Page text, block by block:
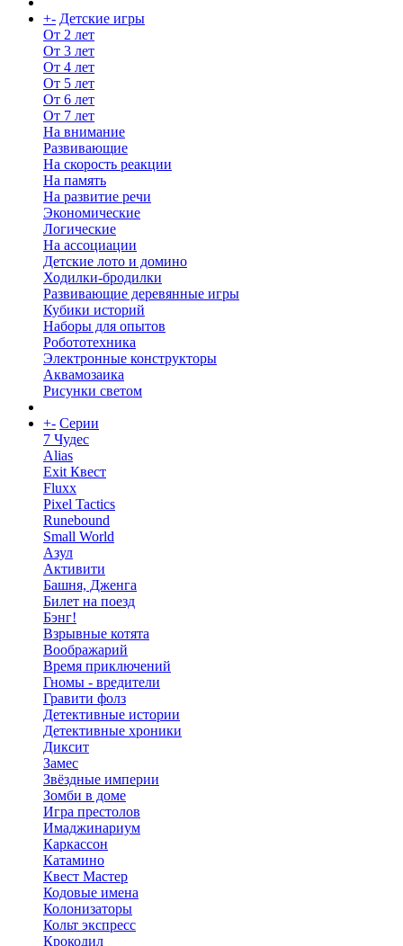
+- Детские игры
От 2 лет
От 3 лет
От 4 лет
От 5 лет
От 6 лет
От 7 лет
На внимание
Развивающие
На скорость реакции
На память
На развитие речи
Экономические
Логические
На ассоциации
Детские лото и домино
Ходилки-бродилки
Развивающие деревянные игры
Кубики историй
Наборы для опытов
Робототехника
Электронные конструкторы
Аквамозаика
Рисунки светом
+- Серии
7 Чудес
Alias
Exit Квест
Fluxx
Pixel Tactics
Runebound
Small World
Азул
Активити
Башня, Дженга
Билет на поезд
Бэнг!
Взрывные котята
Воображарий
Время приключений
Гномы - вредители
Гравити фолз
Детективные истории
Детективные хроники
Диксит
Замес
Звёздные империи
Зомби в доме
Игра престолов
Имаджинариум
Каркассон
Катамино
Квест Мастер
Кодовые имена
Колонизаторы
Кольт экспресс
Крокодил